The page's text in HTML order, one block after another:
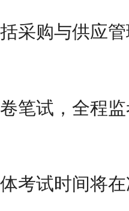
采购与供应
笔试，全程
考试时间将